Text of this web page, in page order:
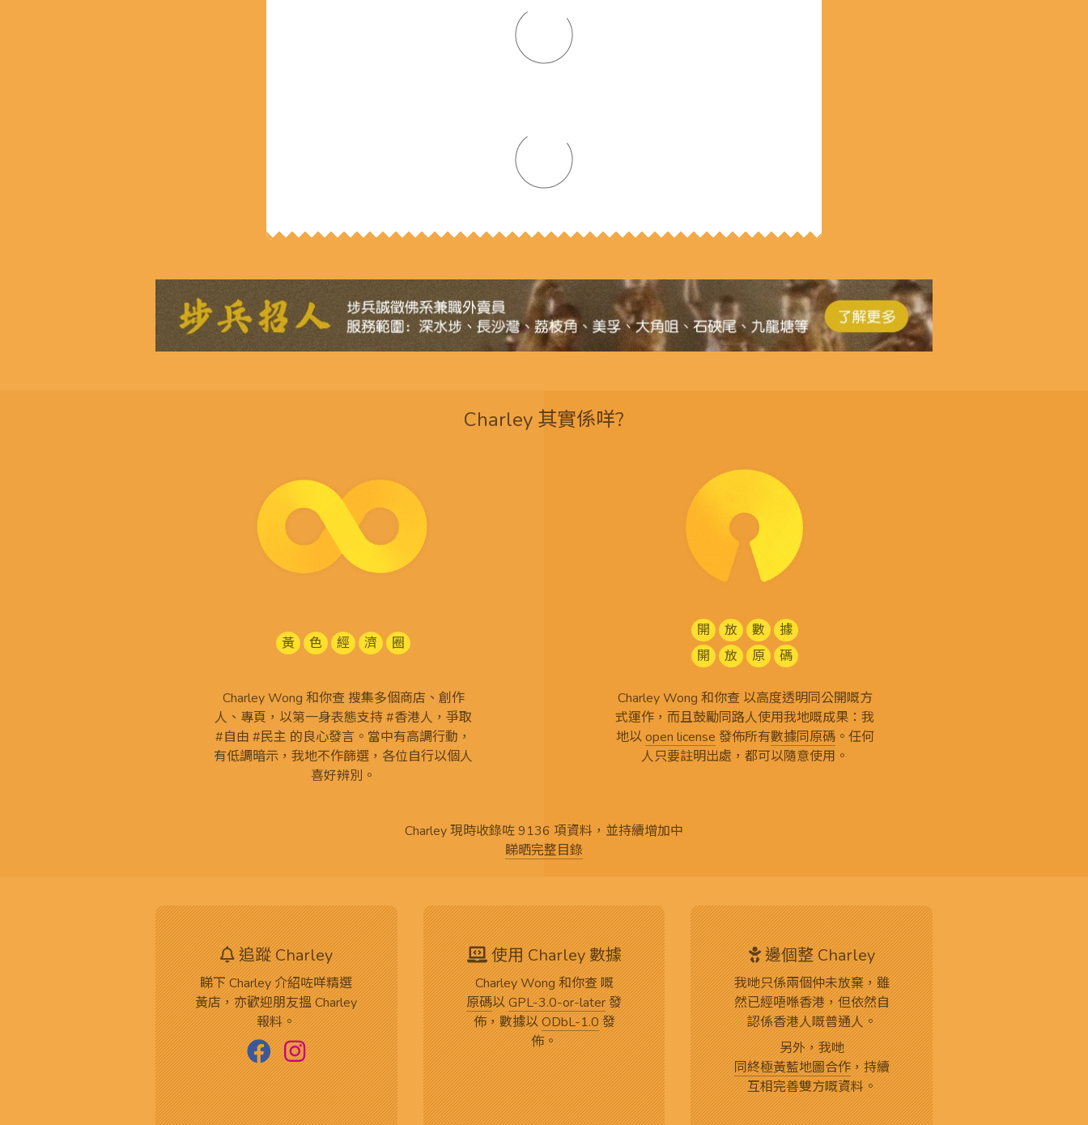
Charley 其實係咩?
黃 色 經 濟 圈
Charley Wong 和你查 搜集多個商店、創作
人、專頁，以第一身表態支持 #香港人，爭取
#自由 #民主 的良心發言。當中有高調行動，
有低調暗示，我地不作篩選，各位自行以個人
喜好辨別。
開 放 數
據
開
放 原 碼
Charley Wong 和你查 以高度透明同公開嘅方
式運作，而且鼓勵同路人使用我地嘅成果：我
地以open license 發佈所有數據同原碼。任何
人只要註明出處，都可以隨意使用。
Charley 現時收錄咗 9136 項資料，並持續增加中
睇晒完整目錄
追蹤 Charley
睇下 Charley 介紹咗咩精選
黃店，亦歡迎朋友搵 Charley
報料。
使用 Charley 數據
Charley Wong 和你查 嘅
原碼以GPL-3.0-or-later發
佈，數據以ODbL-1.0發
佈。
邊個整 Charley
我哋只係兩個仲未放棄，雖
然已經唔喺香港，但依然自
認係香港人嘅普通人。
另外，我哋
同終極黃藍地圖合作，持續
互相完善雙方嘅資料。